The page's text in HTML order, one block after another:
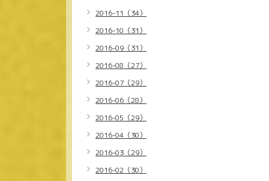
2016-11（34）
2016-10（31）
2016-09（31）
2016-08（27）
2016-07（29）
2016-06（28）
2016-05（29）
2016-04（30）
2016-03（29）
2016-02（30）